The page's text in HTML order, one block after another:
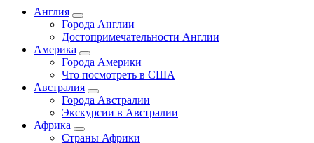
Англия
Города Англии
Достопримечательности Англии
Америка
Города Америки
Что посмотреть в США
Австралия
Города Австралии
Экскурсии в Австралии
Африка
Страны Африки